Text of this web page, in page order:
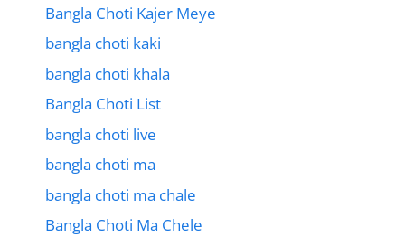
Bangla Choti Kajer Meye
bangla choti kaki
bangla choti khala
Bangla Choti List
bangla choti live
bangla choti ma
bangla choti ma chale
Bangla Choti Ma Chele